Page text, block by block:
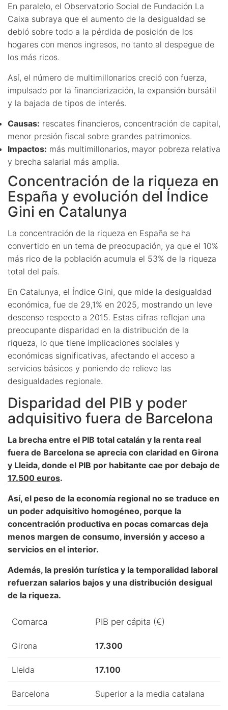
En paralelo, el Observatorio Social de Fundación La
Caixa subraya que el aumento de la desigualdad se
debió sobre todo a la pérdida de posición de los
hogares con menos ingresos, no tanto al despegue de
los más ricos.
Así, el número de multimillonarios creció con fuerza,
impulsado por la financiarización, la expansión bursátil
y la bajada de tipos de interés.
Causas: rescates financieros, concentración de capital,
menor presión fiscal sobre grandes patrimonios.
Impactos: más multimillonarios, mayor pobreza relativa
y brecha salarial más amplia.
Concentración de la riqueza en
España y evolución del Índice
Gini en Catalunya
La concentración de la riqueza en España se ha
convertido en un tema de preocupación, ya que el 10%
más rico de la población acumula el 53% de la riqueza
total del país.
En Catalunya, el Índice Gini, que mide la desigualdad
económica, fue de 29,1% en 2025, mostrando un leve
descenso respecto a 2015. Estas cifras reflejan una
preocupante disparidad en la distribución de la
riqueza, lo que tiene implicaciones sociales y
económicas significativas, afectando el acceso a
servicios básicos y poniendo de relieve las
desigualdades regionale.
Disparidad del PIB y poder
adquisitivo fuera de Barcelona
La brecha entre el PIB total catalán y la renta real
fuera de Barcelona se aprecia con claridad en Girona
y Lleida, donde el PIB por habitante cae por debajo de
17.500 euros.
Así, el peso de la economía regional no se traduce en
un poder adquisitivo homogéneo, porque la
concentración productiva en pocas comarcas deja
menos margen de consumo, inversión y acceso a
servicios en el interior.
Además, la presión turística y la temporalidad laboral
refuerzan salarios bajos y una distribución desigual
de la riqueza.
Comarca PIB per cápita (€)
Girona 17.300
Lleida 17.100
Barcelona Superior a la media catalana